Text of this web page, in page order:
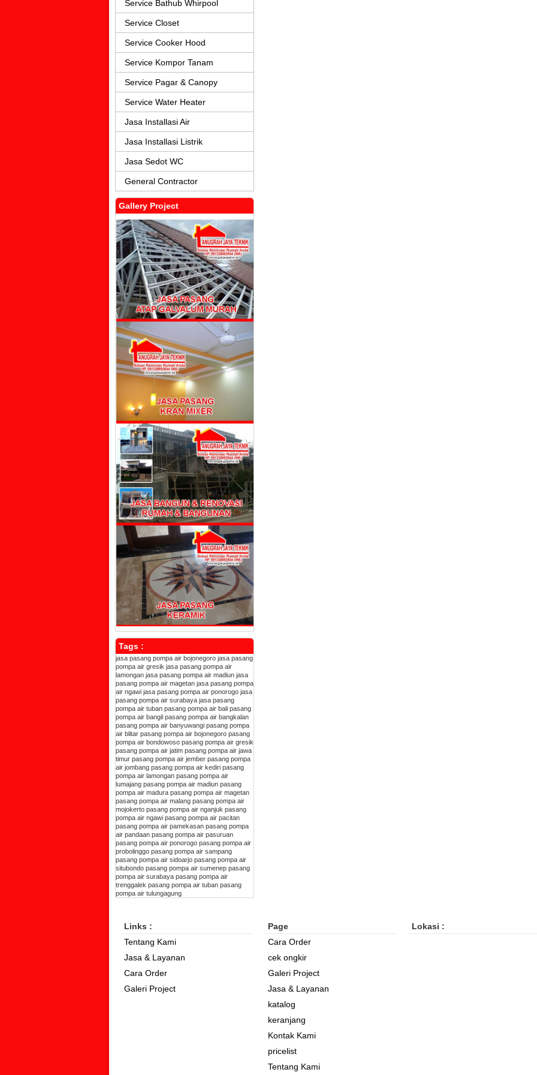
Service Bathub Whirpool
Service Closet
Service Cooker Hood
Service Kompor Tanam
Service Pagar & Canopy
Service Water Heater
Jasa Installasi Air
Jasa Installasi Listrik
Jasa Sedot WC
General Contractor
Gallery Project
Tags :
jasa pasang pompa air bojonegoro jasa pasang
pompa air gresik jasa pasang pompa air
lamongan jasa pasang pompa air madiun jasa
pasang pompa air magetan jasa pasang pompa
air ngawi jasa pasang pompa air ponorogo jasa
pasang pompa air surabaya jasa pasang
pompa air tuban pasang pompa air bali pasang
pompa air bangil pasang pompa air bangkalan
pasang pompa air banyuwangi pasang pompa
air blitar pasang pompa air bojonegoro pasang
pompa air bondowoso pasang pompa air gresik
pasang pompa air jatim pasang pompa air jawa
timur pasang pompa air jember pasang pompa
air jombang pasang pompa air kediri pasang
pompa air lamongan pasang pompa air
lumajang pasang pompa air madiun pasang
pompa air madura pasang pompa air magetan
pasang pompa air malang pasang pompa air
mojokerto pasang pompa air nganjuk pasang
pompa air ngawi pasang pompa air pacitan
pasang pompa air pamekasan pasang pompa
air pandaan pasang pompa air pasuruan
pasang pompa air ponorogo pasang pompa air
probolinggo pasang pompa air sampang
pasang pompa air sidoarjo pasang pompa air
situbondo pasang pompa air sumenep pasang
pompa air surabaya pasang pompa air
trenggalek pasang pompa air tuban pasang
pompa air tulungagung
Links :
Tentang Kami
Jasa & Layanan
Cara Order
Galeri Project
Page
Cara Order
cek ongkir
Galeri Project
Jasa & Layanan
katalog
keranjang
Kontak Kami
pricelist
Tentang Kami
Lokasi :